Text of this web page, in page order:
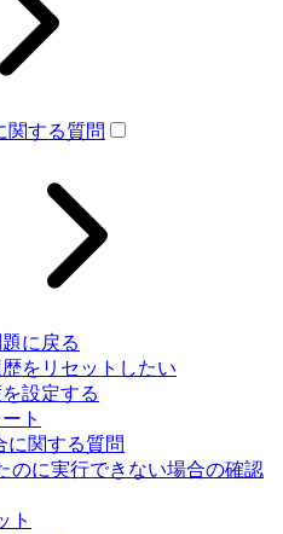
関する質問
に戻る
をリセットしたい
設定する
ト
に関する質問
のに実行できない場合の確認
ト